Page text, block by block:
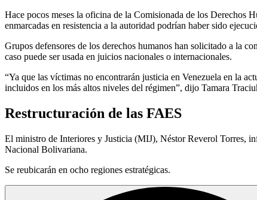
Hace pocos meses la oficina de la Comisionada de los Derechos
enmarcadas en resistencia a la autoridad podrían haber sido
Grupos defensores de los derechos humanos han solicitado a la
caso puede ser usada en juicios nacionales o internacionales.
“Ya que las víctimas no encontrarán justicia en Venezuela en la
incluidos en los más altos niveles del régimen”, dijo Tamara
Restructuración de las FAES
El ministro de Interiores y Justicia (MIJ), Néstor Reverol Torres,
Nacional Bolivariana.
Se reubicarán en ocho regiones estratégicas.